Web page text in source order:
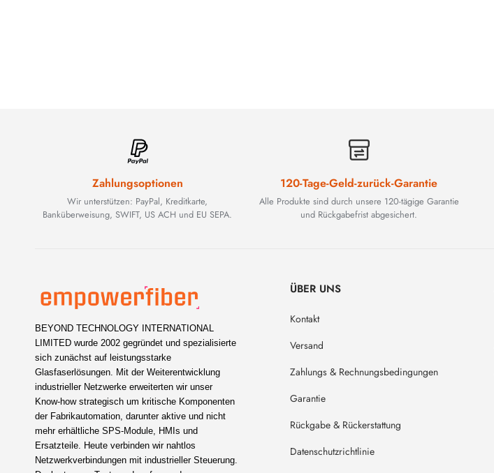
Zahlungsoptionen
Wir unterstützen: PayPal, Kreditkarte,
Banküberweisung, SWIFT, US ACH und EU SEPA.
120-Tage-Geld-zurück-Garantie
Alle Produkte sind durch unsere 120-tägige Garantie
und Rückgabefrist abgesichert.
BEYOND TECHNOLOGY INTERNATIONAL
LIMITED wurde 2002 gegründet und spezialisierte
sich zunächst auf leistungsstarke
Glasfaserlösungen. Mit der Weiterentwicklung
industrieller Netzwerke erweiterten wir unser
Know-how strategisch um kritische Komponenten
der Fabrikautomation, darunter aktive und nicht
mehr erhältliche SPS-Module, HMIs und
Ersatzteile. Heute verbinden wir nahtlos
Netzwerkverbindungen mit industrieller Steuerung.
ÜBER UNS
Kontakt
Versand
Zahlungs & Rechnungsbedingungen
Garantie
Rückgabe & Rückerstattung
Datenschutzrichtlinie